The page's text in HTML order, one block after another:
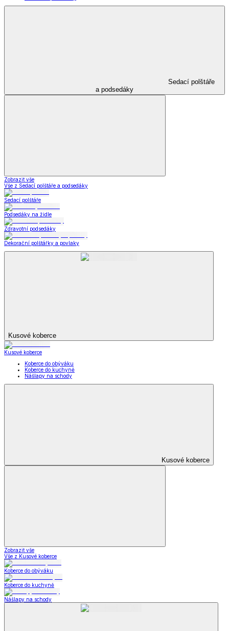
Sedací polštáře
a podsedáky
Zobrazit vše
Vše z Sedací polštáře a podsedáky
Sedací polštáře
Podsedáky na židle
Zdravotní podsedáky
Dekorační polštářky a povlaky
Kusové koberce
Kusové koberce
Koberce do obýváku
Koberce do kuchyně
Nášlapy na schody
Kusové koberce
Zobrazit vše
Vše z Kusové koberce
Koberce do obýváku
Koberce do kuchyně
Nášlapy na schody